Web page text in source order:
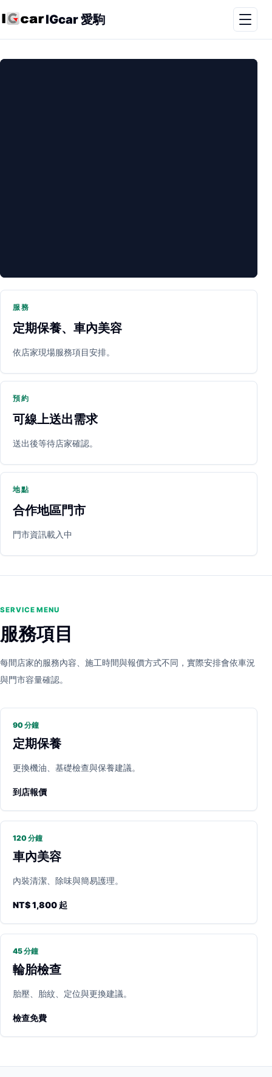
IGcar 愛駒
PARTNER SHOP
立即預約 開啟地圖 其他店家
服務
定期保養、車內美容
依店家現場服務項目安排。
預約
可線上送出需求
送出後等待店家確認。
地點
合作地區門市
門市資訊載入中
SERVICE MENU
服務項目
每間店家的服務內容、施工時間與報價方式不同，實際安排會依車況
與門市容量確認。
90 分鐘
定期保養
更換機油、基礎檢查與保養建議。
到店報價
120 分鐘
車內美容
內裝清潔、除味與簡易護理。
NT$ 1,800 起
45 分鐘
輪胎檢查
胎壓、胎紋、定位與更換建議。
檢查免費